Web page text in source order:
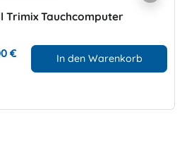
Trimix Tauchcomputer
€ In den Warenkorb